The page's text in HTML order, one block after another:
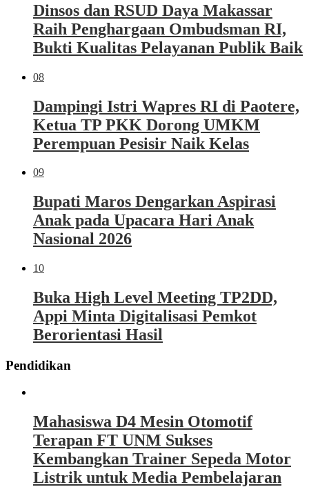
Dinsos dan RSUD Daya Makassar
Raih Penghargaan Ombudsman RI,
Bukti Kualitas Pelayanan Publik Baik
08
Dampingi Istri Wapres RI di Paotere,
Ketua TP PKK Dorong UMKM
Perempuan Pesisir Naik Kelas
09
Bupati Maros Dengarkan Aspirasi
Anak pada Upacara Hari Anak
Nasional 2026
10
Buka High Level Meeting TP2DD,
Appi Minta Digitalisasi Pemkot
Berorientasi Hasil
Pendidikan
Mahasiswa D4 Mesin Otomotif
Terapan FT UNM Sukses
Kembangkan Trainer Sepeda Motor
Listrik untuk Media Pembelajaran